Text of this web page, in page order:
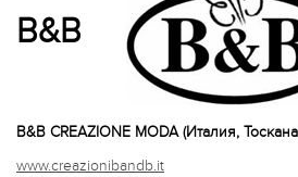
B&B
B&B CREAZIONE MODA (Италия,
www.creazionibandb.it